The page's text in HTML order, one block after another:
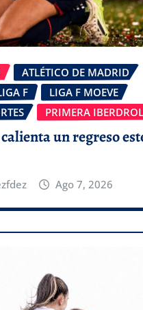
ATLÉTICO DE MADRID
F
LIGA F MOEVE
PRIMERA
un regreso
Ago 7, 2026